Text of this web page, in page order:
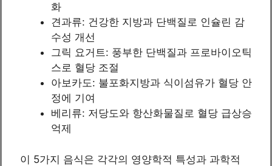
화
견과류: 건강한 지방과 단백질로 인슐린 감
수성 개선
그릭 요거트: 풍부한 단백질과 프로바이오틱
스로 혈당 조절
아보카도: 불포화지방과 식이섬유가 혈당 안
정에 기여
베리류: 저당도와 항산화물질로 혈당 급상승
억제
이 5가지 음식은 각각의 영양학적 특성과 과학적